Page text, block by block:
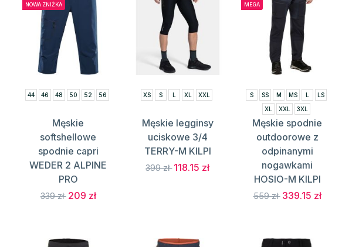
NOWA ZNIŻKA
44 46 48 50 52 56
Męskie
softshellowe
spodnie capri
WEDER 2 ALPINE
PRO
339 zł 209 zł
XS S XL XXL
Męskie legginsy
uciskowe 3/4
TERRY-M KILPI
399 zł 118.15 zł
MEGA
S SS M MS
LS
XL
XXL 3XL
Męskie spodnie
outdoorowe z
odpinanymi
nogawkami
HOSIO-M KILPI
559 zł 339.15 zł